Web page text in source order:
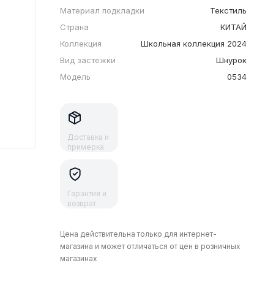
Материал подкладки
Текстиль
Страна
КИТАЙ
Коллекция
Школьная коллекция 2024
Вид застежки
Шнурок
Модель
0534
Доставка и
примерка
Гарантия и
возврат
Цена действительна только для интернет-
магазина и может отличаться от цен в розничных
магазинах